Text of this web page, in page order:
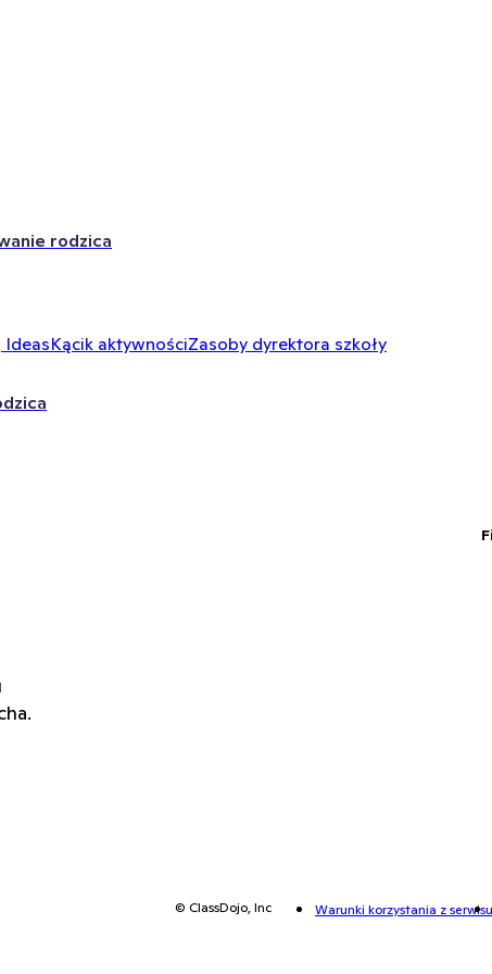
rodzica
IdeasKącik aktywnościZasoby dyrektora szkoły
© ClassDojo, Inc Warunki korzystania z serwisu